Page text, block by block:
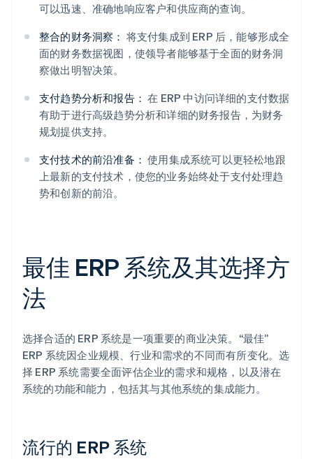
可以迅速、准确地响应客户和供应商的查询。
整合的财务洞察： 将支付集成到 ERP 后，能够形成全
面的财务数据视图，使领导者能够基于全面的财务洞
察做出明智决策。
支付趋势分析和报告： 在 ERP 中访问详细的支付数据
有助于进行高级趋势分析和详细的财务报告，为财务
规划提供支持。
支付技术的前沿准备： 使用集成系统可以更轻松地跟
上最新的支付技术，使您的业务始终处于支付处理趋
势和创新的前沿。
最佳 ERP 系统及其选择方
法
选择合适的 ERP 系统是一项重要的商业决策。“最佳”
ERP 系统因企业规模、行业和需求的不同而有所变化。选
择 ERP 系统需要全面评估企业的需求和规格，以及潜在
系统的功能和能力，包括其与其他系统的集成能力。
流行的 ERP 系统